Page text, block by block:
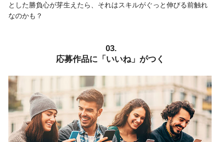
とした勝負心が芽生えたら、それはスキルがぐっと伸びる前触れ
なのかも？
03.
応募作品に「いいね」がつく